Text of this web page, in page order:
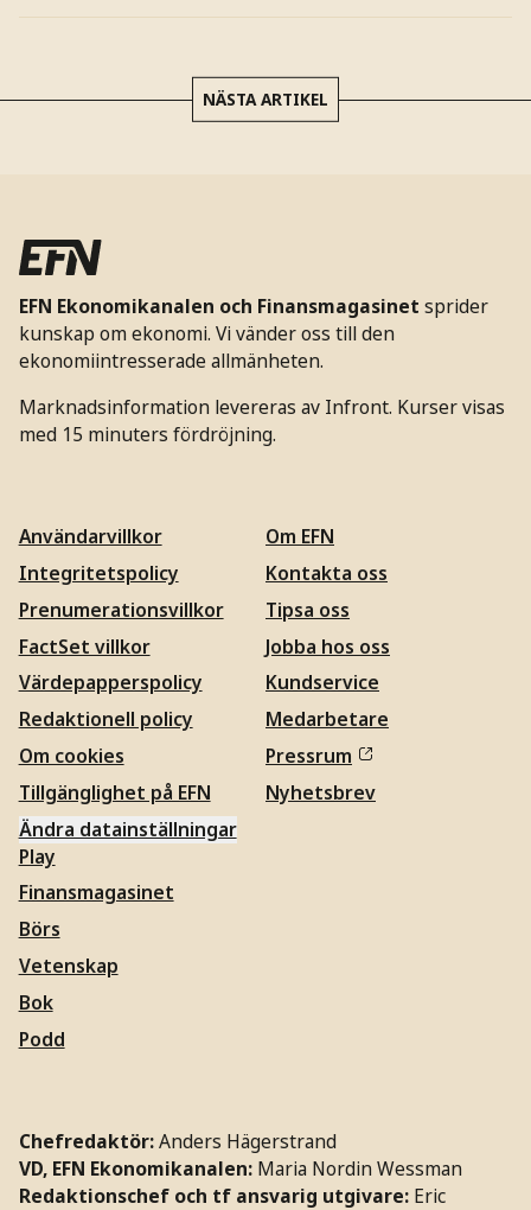
NÄSTA ARTIKEL
EFN Ekonomikanalen och Finansmagasinet sprider
kunskap om ekonomi. Vi vänder oss till den
ekonomiintresserade allmänheten.
Marknadsinformation levereras av Infront. Kurser visas
med 15 minuters fördröjning.
Användarvillkor
Integritetspolicy
Prenumerationsvillkor
FactSet villkor
Värdepapperspolicy
Redaktionell policy
Om cookies
Tillgänglighet på EFN
Ändra datainställningar
Om EFN
Kontakta oss
Tipsa oss
Jobba hos oss
Kundservice
Medarbetare
Pressrum
Nyhetsbrev
Play
Finansmagasinet
Börs
Vetenskap
Bok
Podd
Chefredaktör:Anders Hägerstrand
VD, EFN Ekonomikanalen: Maria Nordin Wessman
Redaktionschef och tf ansvarig utgivare: Eric